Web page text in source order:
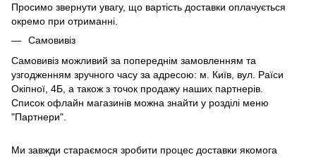
Просимо звернути увагу, що вартість доставки оплачується
окремо при отриманні.
Самовивіз
Самовивіз можливий за попереднім замовленням та
узгодженням зручного часу за адресою: м. Київ, вул. Раїси
Окіпної, 4Б, а також з точок продажу наших партнерів.
Список офлайн магазинів можна знайти у розділі меню
"Партнери".
Ми завжди стараємося зробити процес доставки якомога